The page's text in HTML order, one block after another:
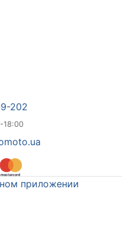
202
18:00
приложении